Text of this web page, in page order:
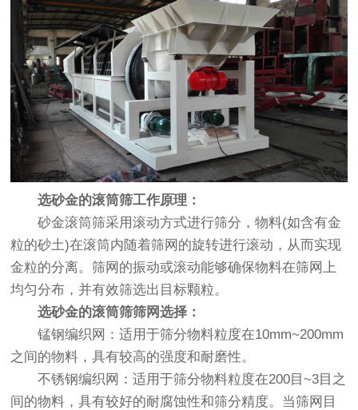
选砂金的滚筒筛工作原理：
砂金滚筒筛采用滚动方式进行筛分，物料(如含有金
粒的砂土)在滚筒内随着筛网的旋转进行滚动，从而实现
金粒的分离。筛网的振动或滚动能够确保物料在筛网上
均匀分布，并有效筛选出目标颗粒。
选砂金的滚筒筛筛网选择：
锰钢编织网：适用于筛分物料粒度在10mm~200mm
之间的物料，具有较高的强度和耐磨性。
不锈钢编织网：适用于筛分物料粒度在200目~3目之
间的物料，具有较好的耐腐蚀性和筛分精度。当筛网目